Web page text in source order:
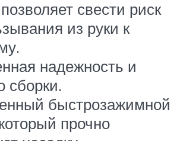
свести риск
из руки к
надежность и
сборки.
быстрозажимной
прочно